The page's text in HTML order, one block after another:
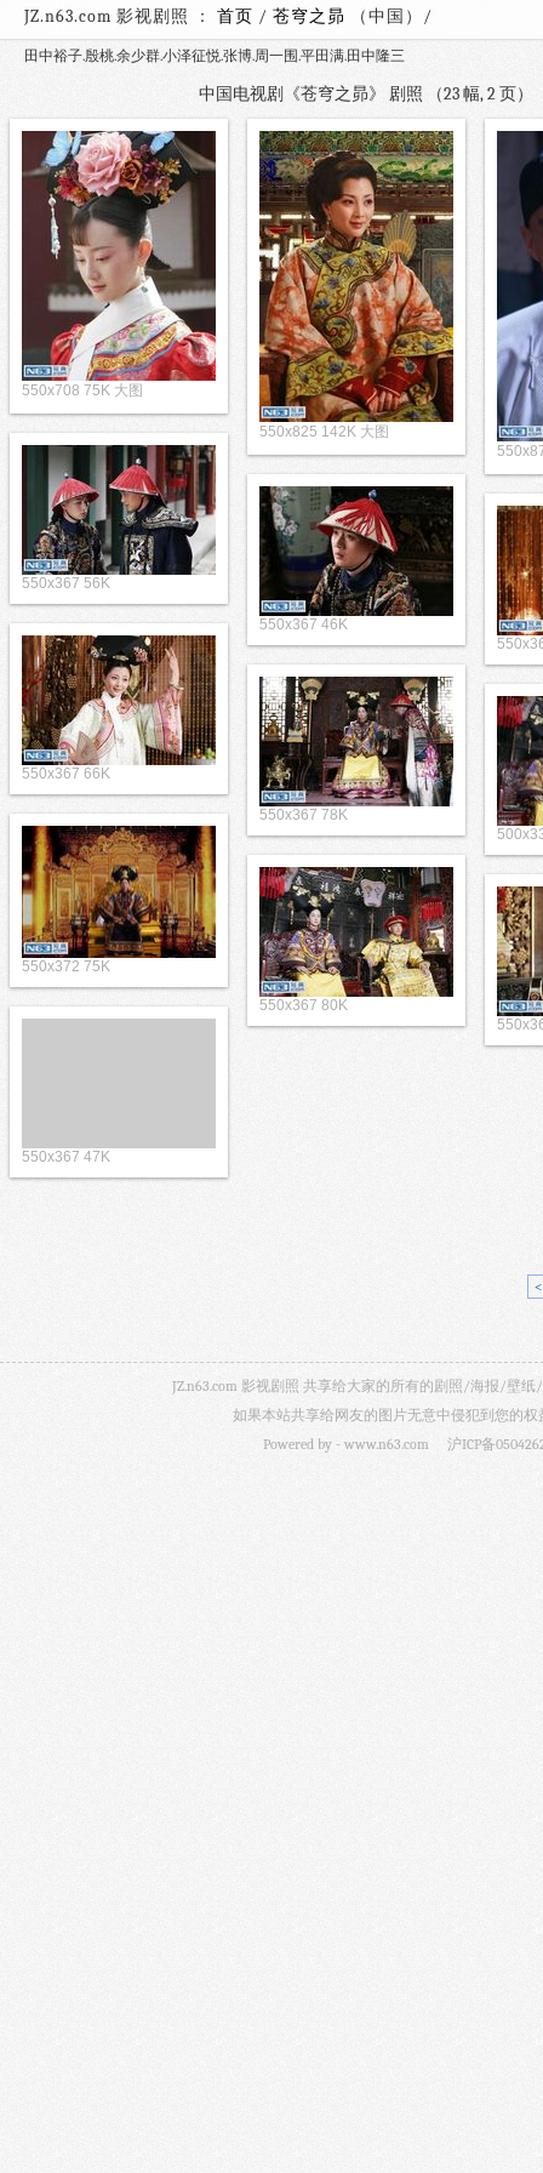
JZ.n63.com 影视剧照 ： 首页 / 苍穹之昴 （中国）
田中裕子.殷桃.余少群.小泽征悦.张博.周一围.平田满.田中隆三
中国电视剧《苍穹之昴》 剧照 （23 幅, 2 页
550x708 75K 大图
550x825 142K 大图
550x367 56K
550x367 46K
550x367 66K
550x367 78K
550x372 75K
550x367 80K
550x367 47K
JZ.n63.com 影视剧照 共享给大家的所有的剧照/海报/壁
如果本站共享给网友的图片无意中侵犯到您的
Powered by - www.n63.com 沪ICP备